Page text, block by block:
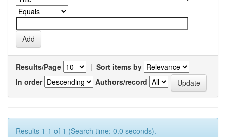
Results/Page | Sort items by
In order
Authors/record
Results 1-1 of 1 (Search time: 0.0 seconds).